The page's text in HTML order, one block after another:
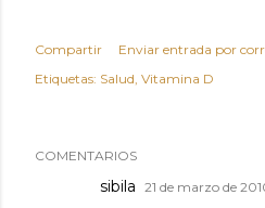
Compartir
Enviar entrada por
Etiquetas: Salud Vitamina D
COMENTARIOS
sibila 21 de marzo de